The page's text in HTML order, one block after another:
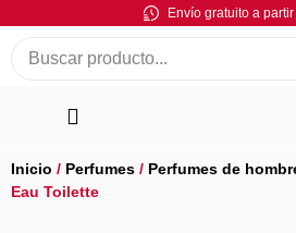
Envío gratuito a
Inicio / Perfumes / Perfumes de
Eau Toilette